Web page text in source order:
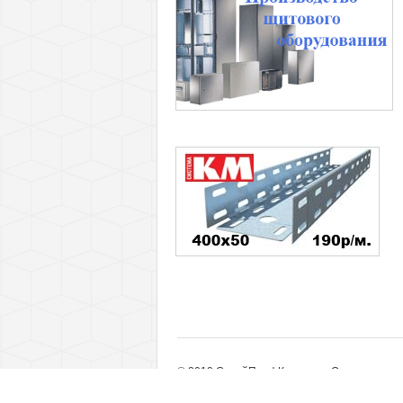
© 2010 СтройПрофКомплект. Оптовые